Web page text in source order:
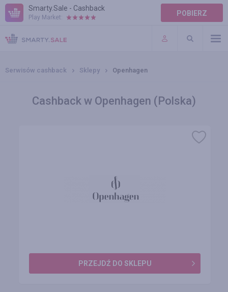
Smarty.Sale - Cashback
Play Market: POBIERZ
POMOC
WARUNKI
Serwisów cashback Sklepy Openhagen
Cashback w Openhagen (Polska)
PRZEJDŹ DO SKLEPU